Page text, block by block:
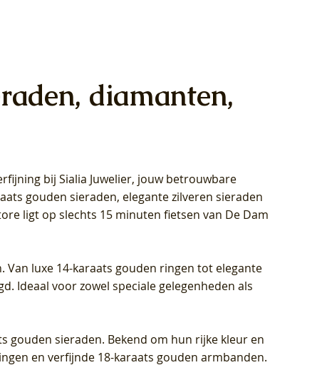
-
Blush Lab Diamonds Collier LG3014Y
- Geelgoud (14k) met Lab grown
Diamant
Lab
Blush Lab Diamonds Ring LG1029Y -
Geelgoud (14k) met Lab grown
Diamant
Lab
Blush Lab Diamonds Oorknoppen
LG7033Y – Geelgoud (14k) met Lab
grown Diamant
diamanten,
bij Sialia Juwelier, jouw betrouwbare
gouden sieraden, elegante zilveren sieraden
ligt op slechts 15 minuten fietsen van De Dam
luxe 14-karaats gouden ringen tot elegante
Ideaal voor zowel speciale gelegenheden als
gouden sieraden. Bekend om hun rijke kleur en
en verfijnde 18-karaats gouden armbanden.